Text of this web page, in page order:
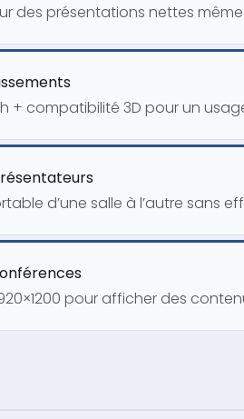
des présentations nettes
h + compatibilité 3D pour un
d’une salle à l’autre sans
pour afficher des